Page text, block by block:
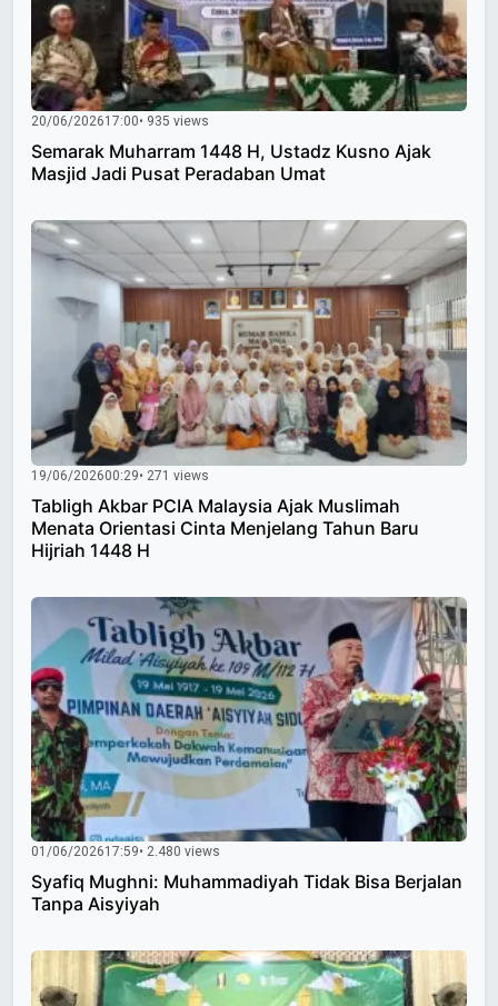
20/06/202617:00• 935 views
Semarak Muharram 1448 H, Ustadz Kusno Ajak
Masjid Jadi Pusat Peradaban Umat
19/06/202600:29• 271 views
Tabligh Akbar PCIA Malaysia Ajak Muslimah
Menata Orientasi Cinta Menjelang Tahun Baru
Hijriah 1448 H
01/06/202617:59• 2.480 views
Syafiq Mughni: Muhammadiyah Tidak Bisa Berjalan
Tanpa Aisyiyah